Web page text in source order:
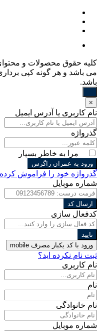
کليه حقوق محصولات و
می باشد و هر گونه کپی
باشد.
×
نام کاربری یا آدرس ایمیل
گذرواژه
مرا به خاطر بسپار
ورود به عمران زاگرس
گذرواژه خود را فراموش کرده
شماره موبایل
ارسال کد
کدفعال سازی
تایید
ورود با کد یکبار مصرف mobile
ثبت نام نکرده اید؟
نام کاربری
نام
نام خانوادگی
شماره موبایل